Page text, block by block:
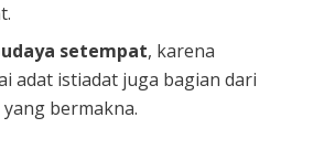
setempat, karena
adat istiadat juga bagian dari
bermakna.